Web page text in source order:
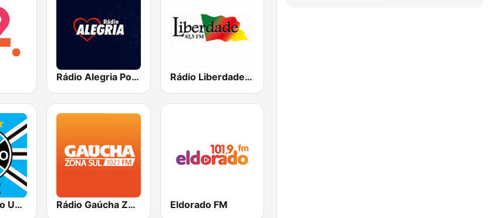
Rádio Alegria Porto Alegre Rádio Liberdade FM
Grêmio Rádio Umbro Rádio Gaúcha ZH - Zona Sul Eldorado FM